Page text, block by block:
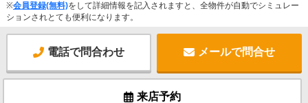
※会員登録(無料)をして詳細情報を記入されますと、全物件が自動でシミュレー
ションされとても便利になります。
電話で問合わせ メールで問合せ
来店予約